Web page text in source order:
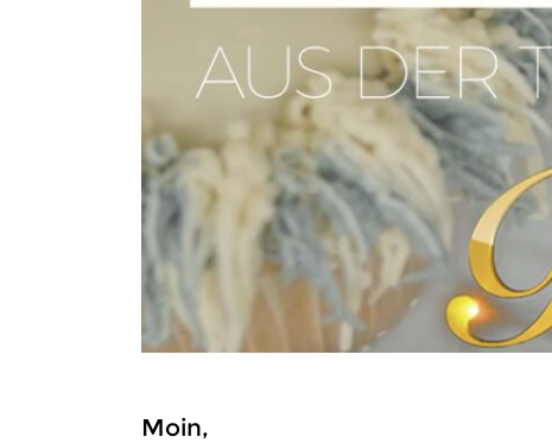
Moin,